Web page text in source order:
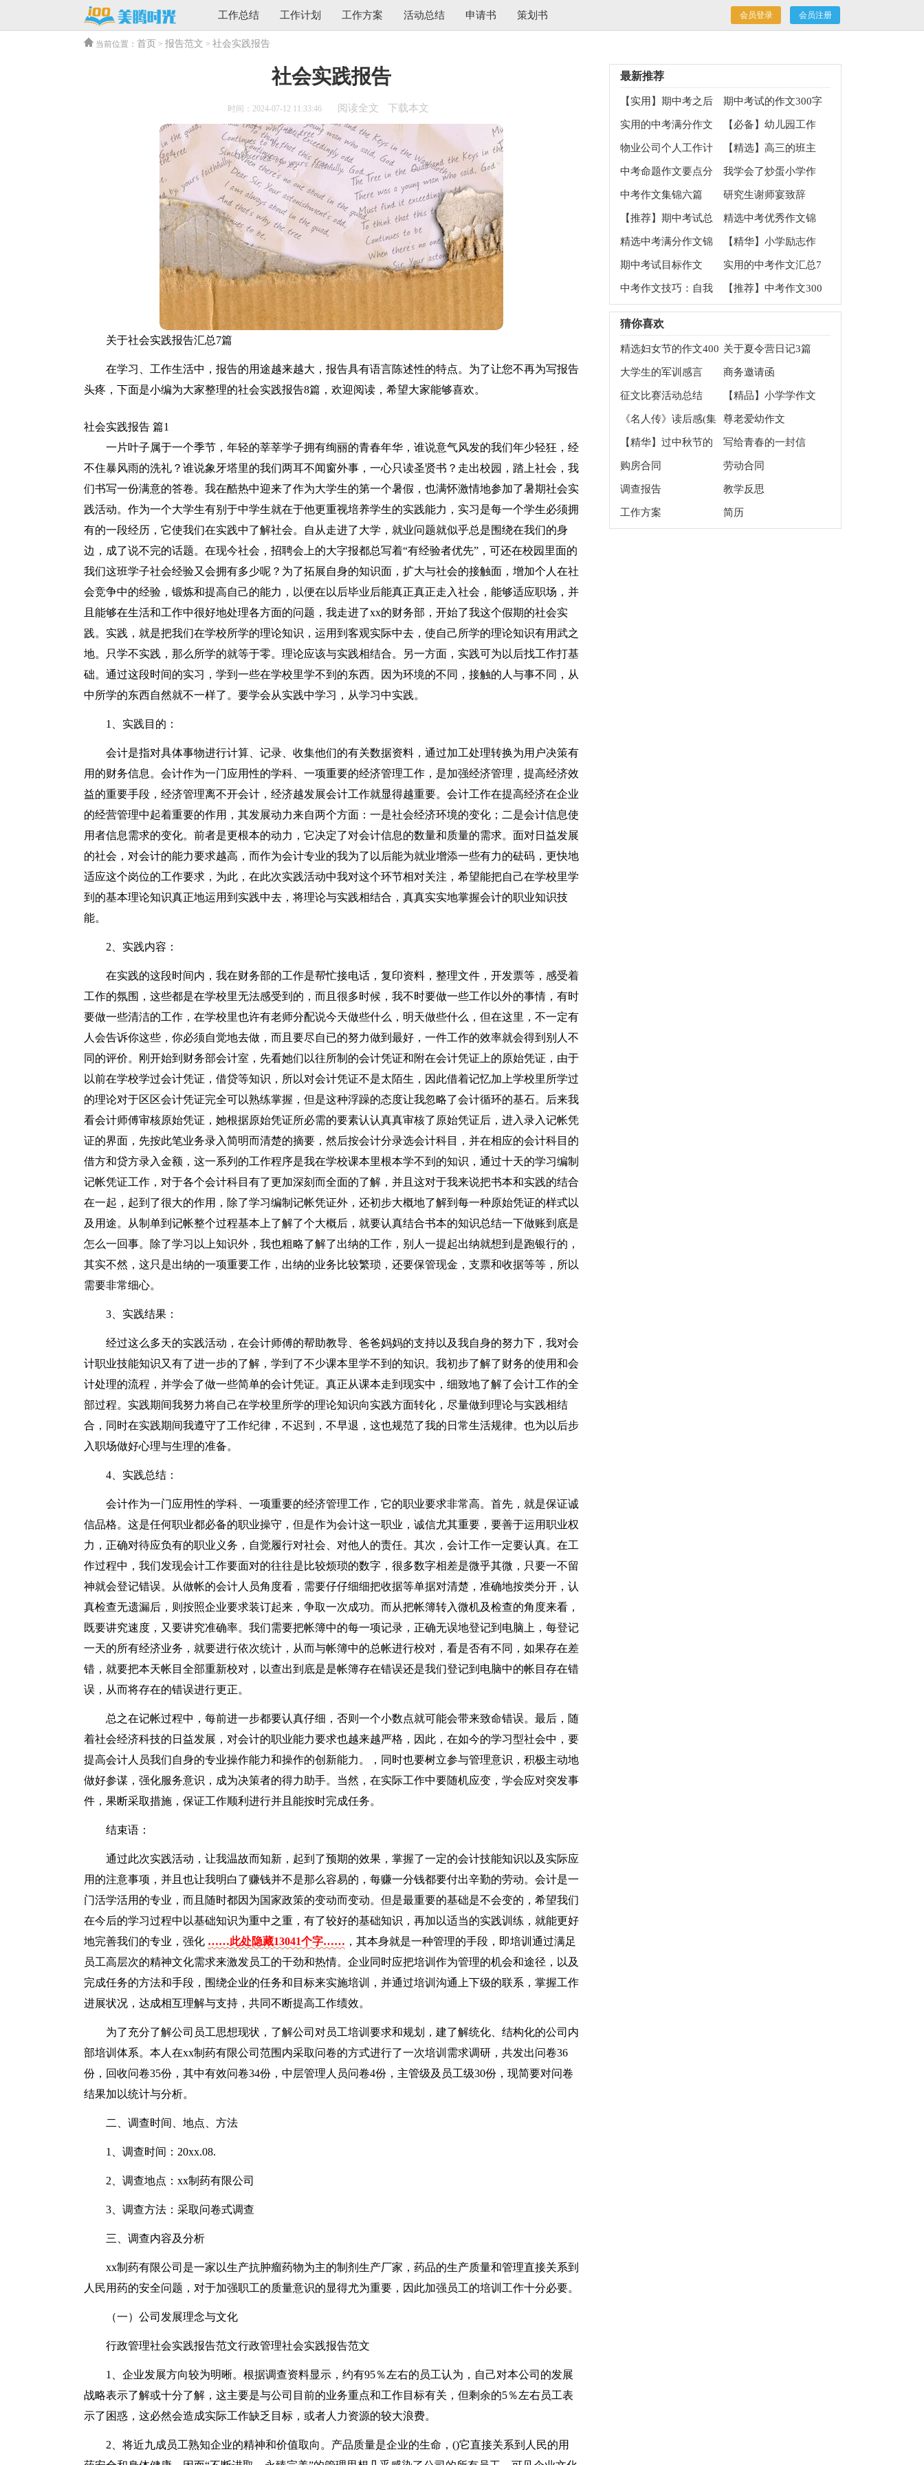
工作总结 工作计划 工作方案 活动总结 申请书 策划书 会员登录 会员注册
当前位置： 首页 > 报告范文 > 社会实践报告
社会实践报告
时间：2024-07-12 11:33:46 阅读全文 下载本文
关于社会实践报告汇总7篇
在学习、工作生活中，报告的用途越来越大，报告具有语言陈述性的特点。为了让您不再为写报告
头疼，下面是小编为大家整理的社会实践报告8篇，欢迎阅读，希望大家能够喜欢。
社会实践报告 篇1
一片叶子属于一个季节，年轻的莘莘学子拥有绚丽的青春年华，谁说意气风发的我们年少轻狂，经
不住暴风雨的洗礼？谁说象牙塔里的我们两耳不闻窗外事，一心只读圣贤书？走出校园，踏上社会，我
们书写一份满意的答卷。我在酷热中迎来了作为大学生的第一个暑假，也满怀激情地参加了暑期社会实
践活动。作为一个大学生有别于中学生就在于他更重视培养学生的实践能力，实习是每一个学生必须拥
有的一段经历，它使我们在实践中了解社会。自从走进了大学，就业问题就似乎总是围绕在我们的身
边，成了说不完的话题。在现今社会，招聘会上的大字报都总写着“有经验者优先”，可还在校园里面的
我们这班学子社会经验又会拥有多少呢？为了拓展自身的知识面，扩大与社会的接触面，增加个人在社
会竞争中的经验，锻炼和提高自己的能力，以便在以后毕业后能真正真正走入社会，能够适应职场，并
且能够在生活和工作中很好地处理各方面的问题，我走进了xx的财务部，开始了我这个假期的社会实
践。实践，就是把我们在学校所学的理论知识，运用到客观实际中去，使自己所学的理论知识有用武之
地。只学不实践，那么所学的就等于零。理论应该与实践相结合。另一方面，实践可为以后找工作打基
础。通过这段时间的实习，学到一些在学校里学不到的东西。因为环境的不同，接触的人与事不同，从
中所学的东西自然就不一样了。要学会从实践中学习，从学习中实践。
1、实践目的：
会计是指对具体事物进行计算、记录、收集他们的有关数据资料，通过加工处理转换为用户决策有
用的财务信息。会计作为一门应用性的学科、一项重要的经济管理工作，是加强经济管理，提高经济效
益的重要手段，经济管理离不开会计，经济越发展会计工作就显得越重要。会计工作在提高经济在企业
的经营管理中起着重要的作用，其发展动力来自两个方面：一是社会经济环境的变化；二是会计信息使
用者信息需求的变化。前者是更根本的动力，它决定了对会计信息的数量和质量的需求。面对日益发展
的社会，对会计的能力要求越高，而作为会计专业的我为了以后能为就业增添一些有力的砝码，更快地
适应这个岗位的工作要求，为此，在此次实践活动中我对这个环节相对关注，希望能把自己在学校里学
到的基本理论知识真正地运用到实践中去，将理论与实践相结合，真真实实地掌握会计的职业知识技
能。
2、实践内容：
在实践的这段时间内，我在财务部的工作是帮忙接电话，复印资料，整理文件，开发票等，感受着
工作的氛围，这些都是在学校里无法感受到的，而且很多时候，我不时要做一些工作以外的事情，有时
要做一些清洁的工作，在学校里也许有老师分配说今天做些什么，明天做些什么，但在这里，不一定有
人会告诉你这些，你必须自觉地去做，而且要尽自已的努力做到最好，一件工作的效率就会得到别人不
同的评价。刚开始到财务部会计室，先看她们以往所制的会计凭证和附在会计凭证上的原始凭证，由于
以前在学校学过会计凭证，借贷等知识，所以对会计凭证不是太陌生，因此借着记忆加上学校里所学过
的理论对于区区会计凭证完全可以熟练掌握，但是这种浮躁的态度让我忽略了会计循环的基石。后来我
看会计师傅审核原始凭证，她根据原始凭证所必需的要素认认真真审核了原始凭证后，进入录入记帐凭
证的界面，先按此笔业务录入简明而清楚的摘要，然后按会计分录选会计科目，并在相应的会计科目的
借方和贷方录入金额，这一系列的工作程序是我在学校课本里根本学不到的知识，通过十天的学习编制
记帐凭证工作，对于各个会计科目有了更加深刻而全面的了解，并且这对于我来说把书本和实践的结合
在一起，起到了很大的作用，除了学习编制记帐凭证外，还初步大概地了解到每一种原始凭证的样式以
及用途。从制单到记帐整个过程基本上了解了个大概后，就要认真结合书本的知识总结一下做账到底是
怎么一回事。除了学习以上知识外，我也粗略了解了出纳的工作，别人一提起出纳就想到是跑银行的，
其实不然，这只是出纳的一项重要工作，出纳的业务比较繁琐，还要保管现金，支票和收据等等，所以
需要非常细心。
3、实践结果：
经过这么多天的实践活动，在会计师傅的帮助教导、爸爸妈妈的支持以及我自身的努力下，我对会
计职业技能知识又有了进一步的了解，学到了不少课本里学不到的知识。我初步了解了财务的使用和会
计处理的流程，并学会了做一些简单的会计凭证。真正从课本走到现实中，细致地了解了会计工作的全
部过程。实践期间我努力将自己在学校里所学的理论知识向实践方面转化，尽量做到理论与实践相结
合，同时在实践期间我遵守了工作纪律，不迟到，不早退，这也规范了我的日常生活规律。也为以后步
入职场做好心理与生理的准备。
4、实践总结：
会计作为一门应用性的学科、一项重要的经济管理工作，它的职业要求非常高。首先，就是保证诚
信品格。这是任何职业都必备的职业操守，但是作为会计这一职业，诚信尤其重要，要善于运用职业权
力，正确对待应负有的职业义务，自觉履行对社会、对他人的责任。其次，会计工作一定要认真。在工
作过程中，我们发现会计工作要面对的往往是比较烦琐的数字，很多数字相差是微乎其微，只要一不留
神就会登记错误。从做帐的会计人员角度看，需要仔仔细细把收据等单据对清楚，准确地按类分开，认
真检查无遗漏后，则按照企业要求装订起来，争取一次成功。而从把帐簿转入微机及检查的角度来看，
既要讲究速度，又要讲究准确率。我们需要把帐簿中的每一项记录，正确无误地登记到电脑上，每登记
一天的所有经济业务，就要进行依次统计，从而与帐簿中的总帐进行校对，看是否有不同，如果存在差
错，就要把本天帐目全部重新校对，以查出到底是是帐簿存在错误还是我们登记到电脑中的帐目存在错
误，从而将存在的错误进行更正。
总之在记帐过程中，每前进一步都要认真仔细，否则一个小数点就可能会带来致命错误。最后，随
着社会经济科技的日益发展，对会计的职业能力要求也越来越严格，因此，在如今的学习型社会中，要
提高会计人员我们自身的专业操作能力和操作的创新能力。，同时也要树立参与管理意识，积极主动地
做好参谋，强化服务意识，成为决策者的得力助手。当然，在实际工作中要随机应变，学会应对突发事
件，果断采取措施，保证工作顺利进行并且能按时完成任务。
结束语：
通过此次实践活动，让我温故而知新，起到了预期的效果，掌握了一定的会计技能知识以及实际应
用的注意事项，并且也让我明白了赚钱并不是那么容易的，每赚一分钱都要付出辛勤的劳动。会计是一
门活学活用的专业，而且随时都因为国家政策的变动而变动。但是最重要的基础是不会变的，希望我们
在今后的学习过程中以基础知识为重中之重，有了较好的基础知识，再加以适当的实践训练，就能更好
地完善我们的专业，强化 ……此处隐藏13041个字…… ，其本身就是一种管理的手段，即培训通过满足
员工高层次的精神文化需求来激发员工的干劲和热情。企业同时应把培训作为管理的机会和途径，以及
完成任务的方法和手段，围绕企业的任务和目标来实施培训，并通过培训沟通上下级的联系，掌握工作
进展状况，达成相互理解与支持，共同不断提高工作绩效。
为了充分了解公司员工思想现状，了解公司对员工培训要求和规划，建了解统化、结构化的公司内
部培训体系。本人在xx制药有限公司范围内采取问卷的方式进行了一次培训需求调研，共发出问卷36
份，回收问卷35份，其中有效问卷34份，中层管理人员问卷4份，主管级及员工级30份，现简要对问卷
结果加以统计与分析。
二、调查时间、地点、方法
1、调查时间：20xx.08.
2、调查地点：xx制药有限公司
3、调查方法：采取问卷式调查
三、调查内容及分析
xx制药有限公司是一家以生产抗肿瘤药物为主的制剂生产厂家，药品的生产质量和管理直接关系到
人民用药的安全问题，对于加强职工的质量意识的显得尤为重要，因此加强员工的培训工作十分必要。
（一）公司发展理念与文化
行政管理社会实践报告范文行政管理社会实践报告范文
1、企业发展方向较为明晰。根据调查资料显示，约有95％左右的员工认为，自己对本公司的发展
战略表示了解或十分了解，这主要是与公司目前的业务重点和工作目标有关，但剩余的5％左右员工表
示了困惑，这必然会造成实际工作缺乏目标，或者人力资源的较大浪费。
2、将近九成员工熟知企业的精神和价值取向。产品质量是企业的生命，()它直接关系到人民的用
最新推荐
【实用】期中考之后
作文三篇
期中考试的作文300字
汇总5篇
实用的中考满分作文
400字6篇
【必备】幼儿园工作
计划十篇
物业公司个人工作计
划
【精选】高三的班主
任工作计划四篇
中考命题作文要点分
析
我学会了炒蛋小学作
文
中考作文集锦六篇 研究生谢师宴致辞
【推荐】期中考试总
结作文300字四篇
精选中考优秀作文锦
集九篇
精选中考满分作文锦
集7篇
【精华】小学励志作
文合集9篇
期中考试目标作文
实用的中考作文汇总7
篇
中考作文技巧：自我
【推荐】中考作文300
猜你喜欢
精选妇女节的作文400
字锦集七篇
关于夏令营日记3篇
大学生的军训感言 商务邀请函
征文比赛活动总结
【精品】小学学作文
400字3篇
《名人传》读后感(集
锦15篇)
尊老爱幼作文
【精华】过中秋节的
作文400字三篇
写给青春的一封信
购房合同 劳动合同
调查报告 教学反思
工作方案 简历